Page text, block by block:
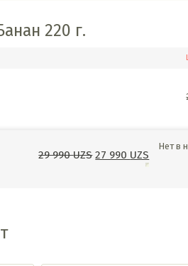
220 г.
29 990UZS 27 990 UZS
Нет в